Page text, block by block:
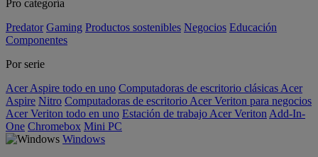
Pro categoría
Predator Gaming Productos sostenibles Negocios Educación
Componentes
Por serie
Acer Aspire todo en uno Computadoras de escritorio clásicas Acer
Aspire Nitro Computadoras de escritorio Acer Veriton para negocios
Acer Veriton todo en uno Estación de trabajo Acer Veriton Add-In-
One Chromebox Mini PC
Windows